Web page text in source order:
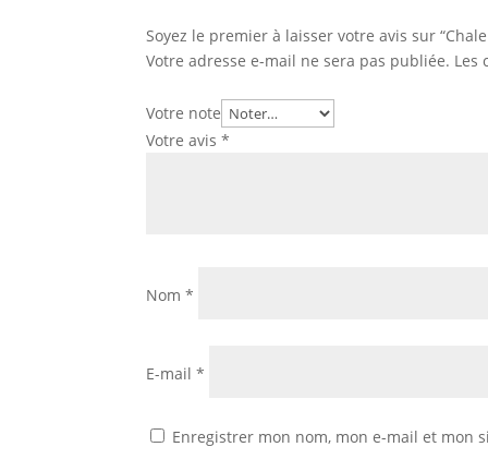
Soyez le premier à laisser votre avis sur
Votre adresse e-mail ne sera pas publiée. Les
Votre note
Votre avis*
Nom*
E-mail*
Enregistrer mon nom, mon e-mail et mon